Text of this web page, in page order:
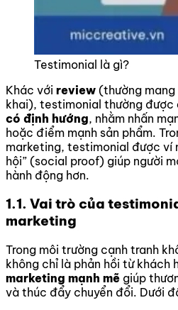
Testimonial là gì?
Khác với review (thường
khai), testimonial thường được
có định hướng, nhằm nhấn
hoặc điểm mạnh sản phẩm.
marketing, testimonial được ví
hội” (social proof) giúp người
hành động hơn.
1.1. Vai trò của
marketing
Trong môi trường cạnh tranh
không chỉ là phản hồi từ khách
marketing mạnh mẽ giúp
và thúc đẩy chuyển đổi. Dưới